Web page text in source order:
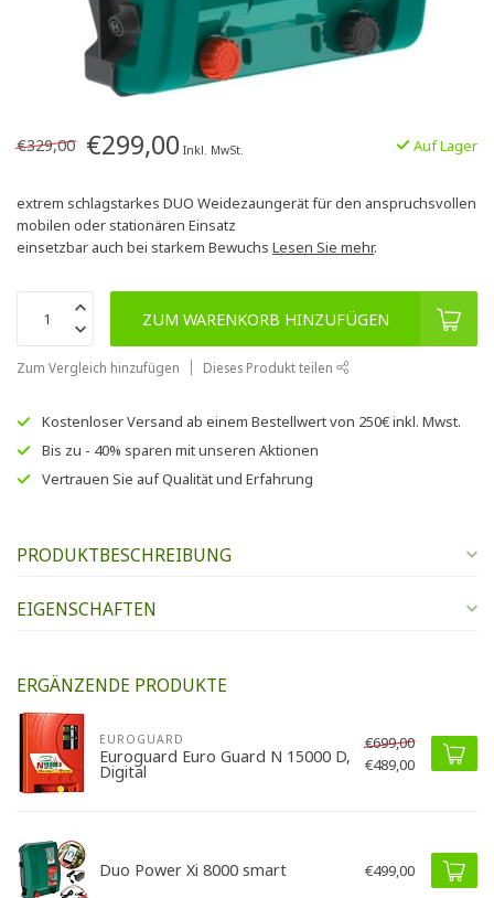
€329,00 €299,00 Inkl. MwSt. Auf Lager
extrem schlagstarkes DUO Weidezaungerät für den anspruchsvollen
mobilen oder stationären Einsatz
einsetzbar auch bei starkem Bewuchs Lesen Sie mehr.
ZUM WARENKORB HINZUFÜGEN
Zum Vergleich hinzufügen Dieses Produkt teilen
Kostenloser Versand ab einem Bestellwert von 250€inkl. Mwst.
Bis zu - 40% sparen mit unseren Aktionen
Vertrauen Sie aufQualität und Erfahrung
PRODUKTBESCHREIBUNG
EIGENSCHAFTEN
ERGÄNZENDE PRODUKTE
EUROGUARD
Euroguard Euro Guard N 15000 D,
Digital
€699,00
€489,00
Duo Power Xi 8000 smart €499,00